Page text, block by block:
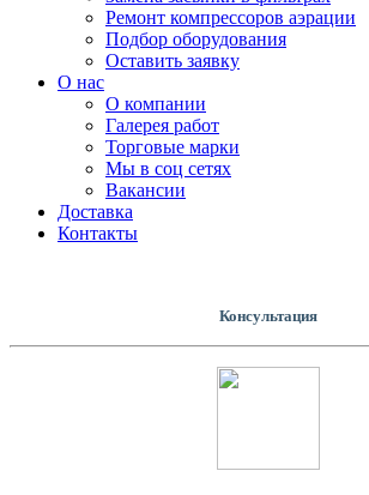
Ремонт компрессоров аэрации
Подбор оборудования
Оставить заявку
О нас
О компании
Галерея работ
Торговые марки
Мы в соц сетях
Вакансии
Доставка
Контакты
Консультация